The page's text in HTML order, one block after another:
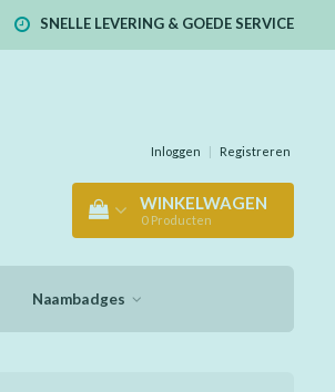
SNELLE LEVERING & GOEDE SERVICE
Inloggen | Registreren
WINKELWAGEN
0 Producten
Naambadges